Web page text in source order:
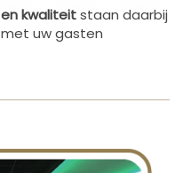
kwaliteitstaan daarbij
uw gasten